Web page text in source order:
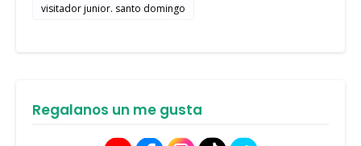
visitador junior. santo domingo
Regalanos un me gusta